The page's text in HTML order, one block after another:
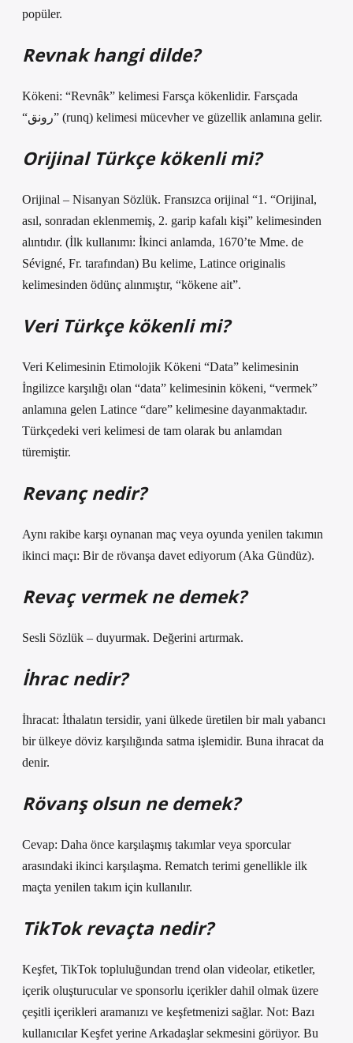
popüler.
Revnak hangi dilde?
Kökeni: “Revnâk” kelimesi Farsça kökenlidir. Farsçada
“رونق” (runq) kelimesi mücevher ve güzellik anlamına gelir.
Orijinal Türkçe kökenli mi?
Orijinal – Nisanyan Sözlük. Fransızca orijinal “1. “Orijinal,
asıl, sonradan eklenmemiş, 2. garip kafalı kişi” kelimesinden
alıntıdır. (İlk kullanımı: İkinci anlamda, 1670’te Mme. de
Sévigné, Fr. tarafından) Bu kelime, Latince originalis
kelimesinden ödünç alınmıştır, “kökene ait”.
Veri Türkçe kökenli mi?
Veri Kelimesinin Etimolojik Kökeni “Data” kelimesinin
İngilizce karşılığı olan “data” kelimesinin kökeni, “vermek”
anlamına gelen Latince “dare” kelimesine dayanmaktadır.
Türkçedeki veri kelimesi de tam olarak bu anlamdan
türemiştir.
Revanç nedir?
Aynı rakibe karşı oynanan maç veya oyunda yenilen takımın
ikinci maçı: Bir de rövanşa davet ediyorum (Aka Gündüz).
Revaç vermek ne demek?
Sesli Sözlük – duyurmak. Değerini artırmak.
İhrac nedir?
İhracat: İthalatın tersidir, yani ülkede üretilen bir malı yabancı
bir ülkeye döviz karşılığında satma işlemidir. Buna ihracat da
denir.
Rövanş olsun ne demek?
Cevap: Daha önce karşılaşmış takımlar veya sporcular
arasındaki ikinci karşılaşma. Rematch terimi genellikle ilk
maçta yenilen takım için kullanılır.
TikTok revaçta nedir?
Keşfet, TikTok topluluğundan trend olan videolar, etiketler,
içerik oluşturucular ve sponsorlu içerikler dahil olmak üzere
çeşitli içerikleri aramanızı ve keşfetmenizi sağlar. Not: Bazı
kullanıcılar Keşfet yerine Arkadaşlar sekmesini görüyor. Bu